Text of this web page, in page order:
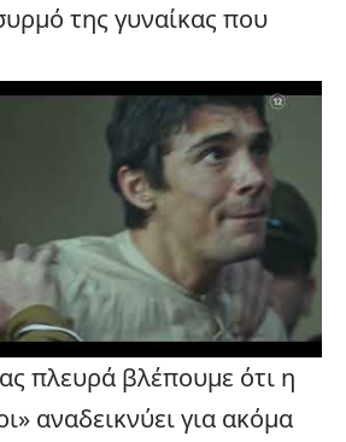
της γυναίκας που
πλευρά βλέπουμε ότι η
αναδεικνύει για ακόμα